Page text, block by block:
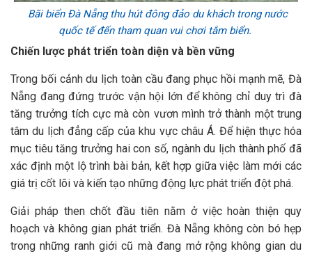
Bãi biển Đà Nẵng thu hút đông đảo du khách trong nước
quốc tế đến tham quan vui chơi tắm biển.
Chiến lược phát triển toàn diện và bền vững
Trong bối cảnh du lịch toàn cầu đang phục hồi mạnh mẽ, Đà
Nẵng đang đứng trước vận hội lớn để không chỉ duy trì đà
tăng trưởng tích cực mà còn vươn mình trở thành một trung
tâm du lịch đẳng cấp của khu vực châu Á. Để hiện thực hóa
mục tiêu tăng trưởng hai con số, ngành du lịch thành phố đã
xác định một lộ trình bài bản, kết hợp giữa việc làm mới các
giá trị cốt lõi và kiến tạo những động lực phát triển đột phá.
Giải pháp then chốt đầu tiên nằm ở việc hoàn thiện quy
hoạch và không gian phát triển. Đà Nẵng không còn bó hẹp
trong những ranh giới cũ mà đang mở rộng không gian du